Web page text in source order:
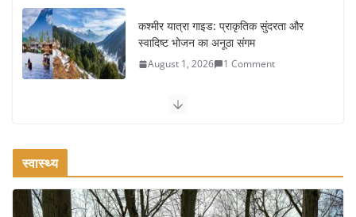
स्वादिष्ट भोजन का अनूठा संगम
August 1, 2026 1 Comment
एक्सरसाइज: 1 महीने में पाएं 3-4 किलो कम
July 30, 2026 1 Comment
स्वास्थ्य